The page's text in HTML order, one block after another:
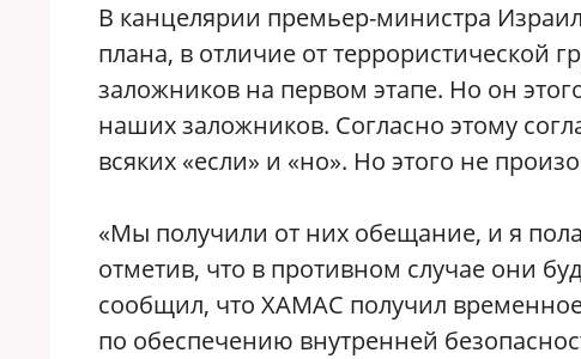
В канцелярии премьер-министра
плана, в отличие от террористической
заложников на первом этапе. Но он
наших заложников. Согласно этому
всяких «если» и «но». Но этого не
«Мы получили от них обещание, и я
отметив, что в противном случае они
сообщил, что ХАМАС получил
по обеспечению внутренней